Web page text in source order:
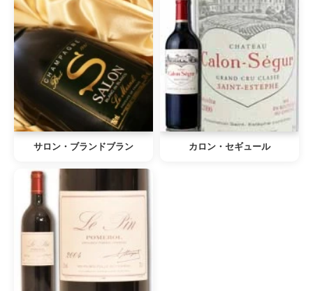
サロン・ブランドブラン カロン・セギュール